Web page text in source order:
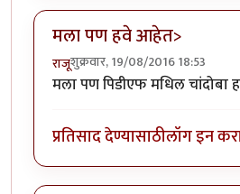
मला पण हवे आहेत>
राजूशुक्रवार, 19/08/2016 18:53
मला पण पिडीएफ मधिल
प्रतिसाद देण्यासाठीलॉग इन